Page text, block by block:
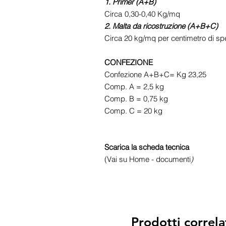
Circa 0,30-0,40 Kg/mq
2. Malta da ricostruzione (A+B+C)
Circa 20 kg/mq per centimetro di
CONFEZIONE
Confezione A+B+C= Kg 23,25
Comp. A = 2,5 kg
Comp. B = 0,75 kg
Comp. C = 20 kg
Scarica la scheda tecnica
(Vai su Home - documenti)
Prodotti